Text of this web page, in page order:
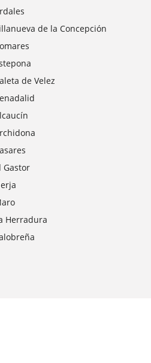
de la Concepción
de Velez
Gastor
Herradura